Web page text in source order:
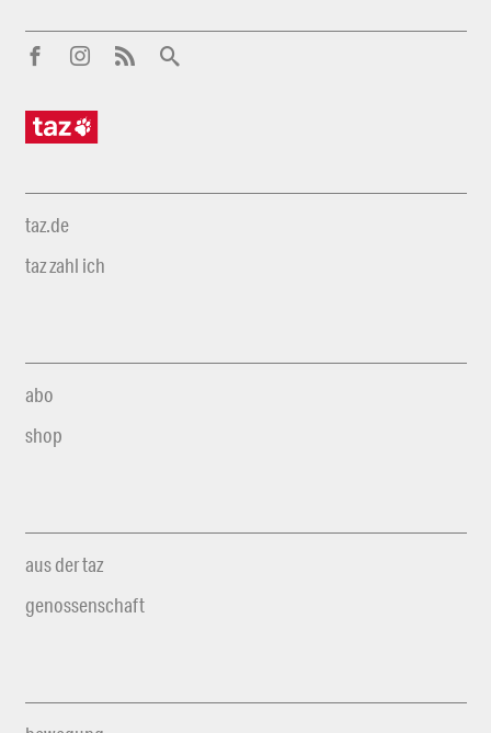
taz.de
taz zahl ich
abo
shop
aus der taz
genossenschaft